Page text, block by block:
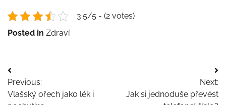
3.5/5 - (2 votes)
Posted in Zdraví
Navigace
pro
Previous:
Vlašský ořech jako lék i
Next:
Jak si jednoduše převést